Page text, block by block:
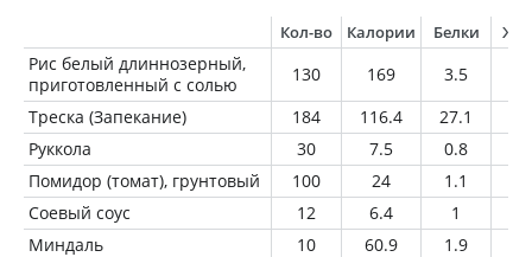
Кол-во Калории Белки
Рис белый длиннозерный,
приготовленный с солью
130 169 3.5
Треска (Запекание)
184 116.4 27.1
Руккола
30 7.5 0.8
Помидор (томат), грунтовый
100 24 1.1
Соевый соус
12 6.4 1
Миндаль
10 60.9 1.9